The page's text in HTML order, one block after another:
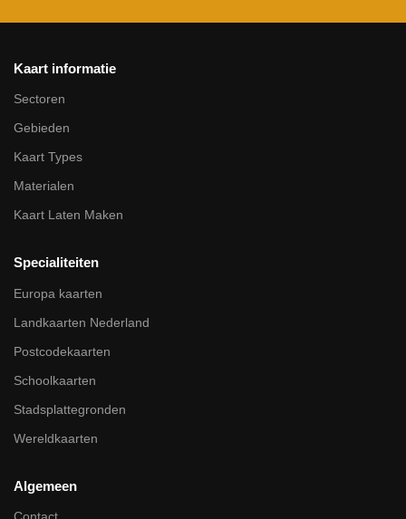
Kaart informatie
Sectoren
Gebieden
Kaart Types
Materialen
Kaart Laten Maken
Specialiteiten
Europa kaarten
Landkaarten Nederland
Postcodekaarten
Schoolkaarten
Stadsplattegronden
Wereldkaarten
Algemeen